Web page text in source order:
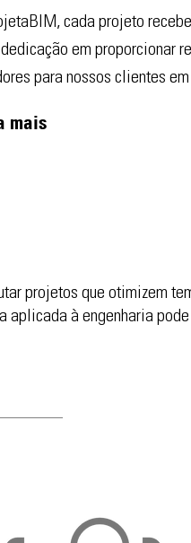
cada projeto
em proporcionar
para nossos clientes
mais
projetos que otimizem
aplicada à engenharia